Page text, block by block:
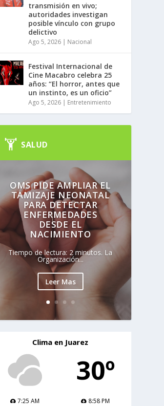
transmisión en vivo;
autoridades investigan
posible vínculo con grupo
delictivo
Ago 5, 2026 | Nacional
Festival Internacional de
Cine Macabro celebra 25
años: “El horror, antes que
un instinto, es un oficio”
Ago 5, 2026 | Entretenimiento
SALUD
OMS PIDE AMPLIAR EL
TAMIZAJE NEONATAL
PARA DETECTAR
ENFERMEDADES
DESDE EL
NACIMIENTO
Tiempo de lectura: 2 minutos. La
Organización...
Leer Mas
Clima en Juarez
30º
7:25 AM
8:58 PM